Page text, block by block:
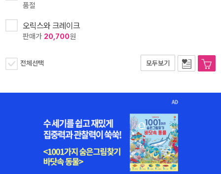
품절
오릭스와 크레이크
판매가 20,700원
전체선택 모두보기